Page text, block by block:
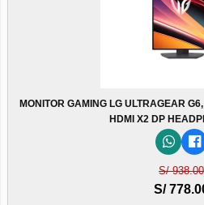
MONITOR GAMING LG ULTRAGEAR
HDMI X2 DP
S/ 938.00
S/